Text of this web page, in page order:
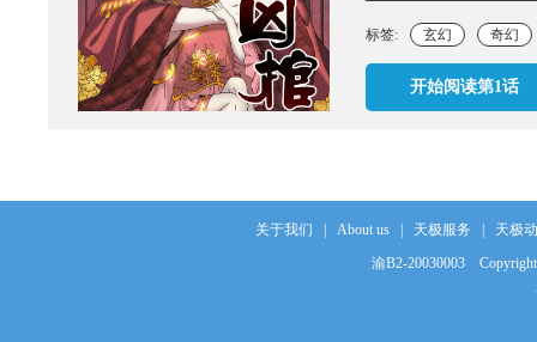
标签: 玄幻 奇幻
开始阅读第1话
关于我们 About us 天极服务
天极
渝B2-20030003